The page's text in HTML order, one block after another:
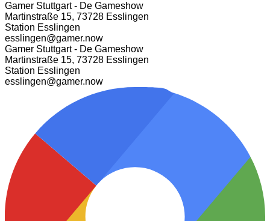
Gamer Stuttgart - De Gameshow
Martinstraße 15, 73728 Esslingen
Station Esslingen
esslingen@gamer.now
Gamer Stuttgart - De Gameshow
Martinstraße 15, 73728 Esslingen
Station Esslingen
esslingen@gamer.now